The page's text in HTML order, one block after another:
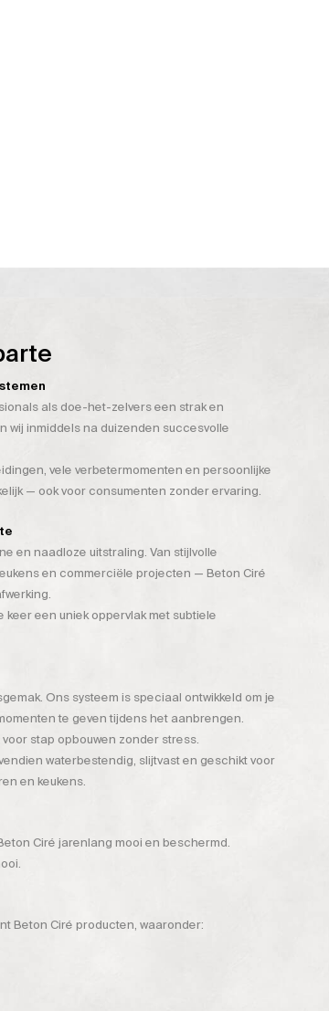
als doe-het-zelvers een strak en
wij inmiddels na duizenden succesvolle
vele verbetermomenten en persoonlijke
— ook voor consumenten zonder ervaring.
en naadloze uitstraling. Van stijlvolle
en commerciële projecten — Beton Ciré
een uniek oppervlak met subtiele
Ons systeem is speciaal ontwikkeld om je
te geven tijdens het aanbrengen.
stap opbouwen zonder stress.
waterbestendig, slijtvast en geschikt voor
en keukens.
Ciré jarenlang mooi en beschermd.
Beton Ciré producten, waaronder: